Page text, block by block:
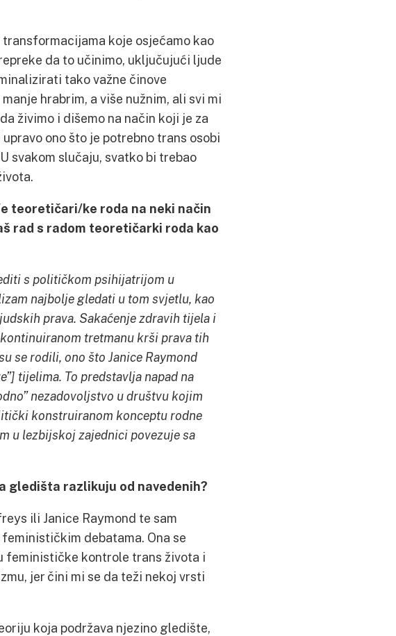
koje osjećamo kao
da to učinimo, uključujući ljude
tako važne činove
hrabrim, a više nužnim, ali svi mi
živimo i dišemo na način koji je za
ono što je potrebno trans osobi
svakom slučaju, svatko bi trebao
teoretičari/ke roda na neki način
rad s radom teoretičarki roda kao
s političkom psihijatrijom u
najbolje gledati u tom svjetlu, kao
prava. Sakaćenje zdravih tijela i
tretmanu krši prava tih
se rodili, ono što Janice Raymond
tijelima. To predstavlja napad na
nezadovoljstvo u društvu kojim
konstruiranom konceptu rodne
u lezbijskoj zajednici povezuje sa
gledišta razlikuju od navedenih?
ili Janice Raymond te sam
debatama. Ona se
feminističke kontrole trans života i
jer čini mi se da teži nekoj vrsti
koja podržava njezino gledište,